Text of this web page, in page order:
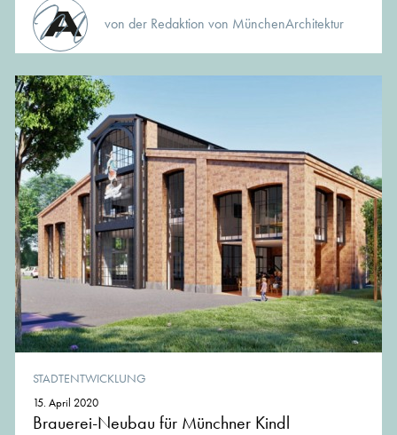
von der Redaktion von MünchenArchitektur
STADTENTWICKLUNG
15. April 2020
Brauerei-Neubau für Münchner Kindl